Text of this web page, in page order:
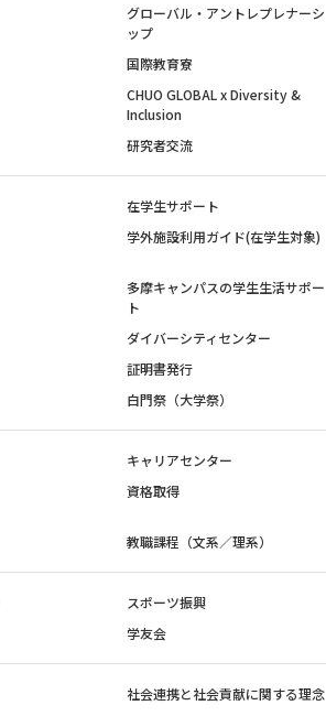
グローバル・アントレプレナーシ
ップ
国際教育寮
CHUO GLOBAL x Diversity &
Inclusion
研究者交流
在学生サポート
学外施設利用ガイド(在学生対象)
多摩キャンパスの学生生活サポー
ト
ダイバーシティセンター
証明書発行
白門祭（大学祭）
キャリアセンター
資格取得
教職課程（文系／理系）
スポーツ振興
学友会
社会連携と社会貢献に関する理念